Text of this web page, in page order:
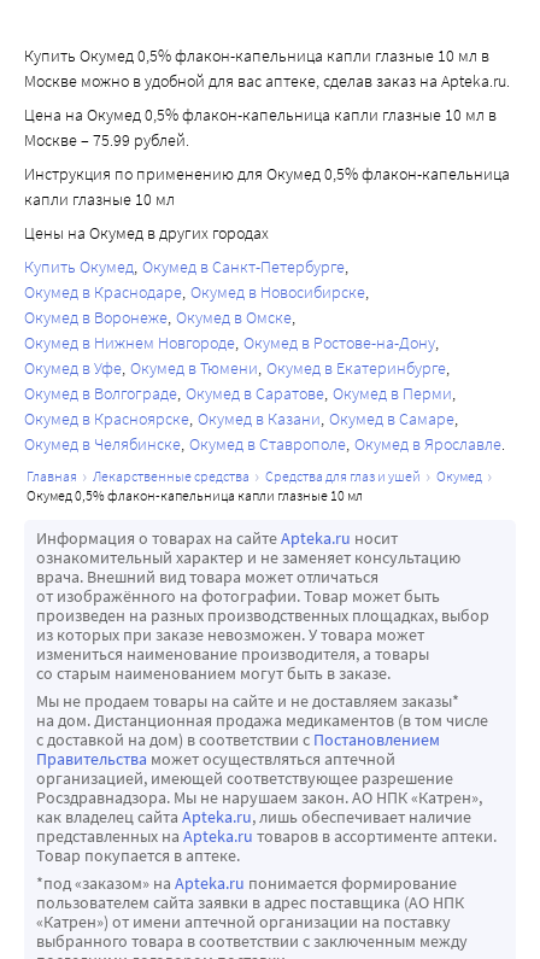
Купить Окумед 0,5% флакон-капельница капли глазные 10 мл в
Москве можно в удобной для вас аптеке, сделав заказ на Apteka.ru.
Цена на Окумед 0,5% флакон-капельница капли глазные 10 мл в
Москве – 75.99 рублей.
Инструкция по применению для Окумед 0,5% флакон-капельница
капли глазные 10 мл
Цены на Окумед в других городах
Купить Окумед Окумед в Санкт-Петербурге
Окумед в Краснодаре Окумед в Новосибирске
Окумед в Воронеже Окумед в Омске
Окумед в Нижнем Новгороде Окумед в Ростове-на-Дону
Окумед в Уфе Окумед в Тюмени Окумед в Екатеринбурге
Окумед в Волгограде Окумед в Саратове Окумед в Перми
Окумед в Красноярске Окумед в Казани Окумед в Самаре
Окумед в Челябинске Окумед в Ставрополе Окумед в Ярославле
главная лекарственные средства средства для глаз и ушей
окумед
окумед 0,5% флакон-капельница капли глазные 10 мл
Информация о товарах на сайтеApteka.ru носит
ознакомительный характер и не заменяет консультацию
врача. Внешний вид товара может отличаться
от изображённого на фотографии. Товар может быть
произведен на разных производственных площадках, выбор
из которых при заказе невозможен. У товара может
измениться наименование производителя, а товары
со старым наименованием могут быть в заказе.
Мы не продаем товары на сайте и не доставляем заказы*
на дом. Дистанционная продажа медикаментов (в том числе
с доставкой на дом) в соответствии с Постановлением
Правительства может осуществляться аптечной
организацией, имеющей соответствующее разрешение
Росздравнадзора. Мы не нарушаем закон. АО НПК «Катрен»,
как владелец сайта Apteka.ru, лишь обеспечивает наличие
представленных на Apteka.ru товаров в ассортименте аптеки.
Товар покупается в аптеке.
*под «заказом» на Apteka.ru понимается формирование
пользователем сайта заявки в адрес поставщика (АО НПК
«Катрен») от имени аптечной организации на поставку
выбранного товара в соответствии с заключенным между